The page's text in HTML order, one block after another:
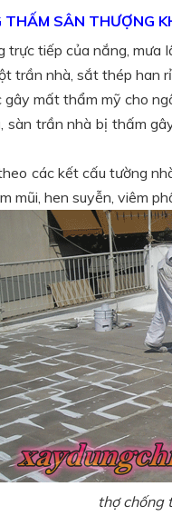
SÂN THƯỢNG
trực tiếp của nắng,
trần nhà, sắt thép han
mất thẩm mỹ cho
sàn trần nhà bị thấm
các kết cấu tường
mũi, hen suyễn, viêm
thợ chống